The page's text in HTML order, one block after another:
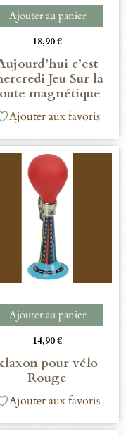
Ajouter au panier
18,90€
c’est
Jeu Sur la
magnétique
Ajouter aux favoris
Ajouter au panier
14,90€
pour vélo
Rouge
Ajouter aux favoris